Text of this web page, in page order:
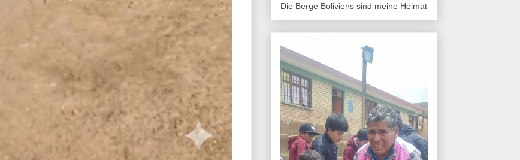
Die Berge Boliviens sind meine Heimat